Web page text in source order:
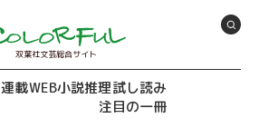
双葉社文芸総合サイト
連載WEB小説推理試し読み
注目の一冊